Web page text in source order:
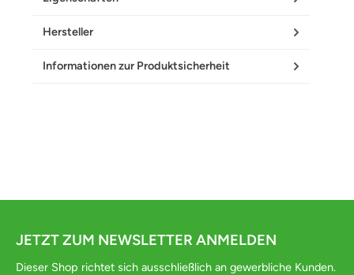
Hersteller
Informationen zur Produktsicherheit
JETZT ZUM NEWSLETTER ANMELDEN
Dieser Shop richtet sich ausschließlich an gewerbliche Kunden.